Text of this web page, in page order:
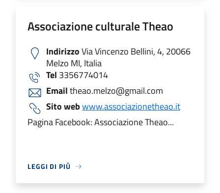
Associazione culturale Theao
IndirizzoVia Vincenzo Bellini, 4, 20066
Melzo MI, Italia
Tel 3356774014
Emailtheao.melzo@gmail.com
Sito webwww.associazionetheao.it
Pagina Facebook: Associazione Theao...
LEGGI DI PIÙ